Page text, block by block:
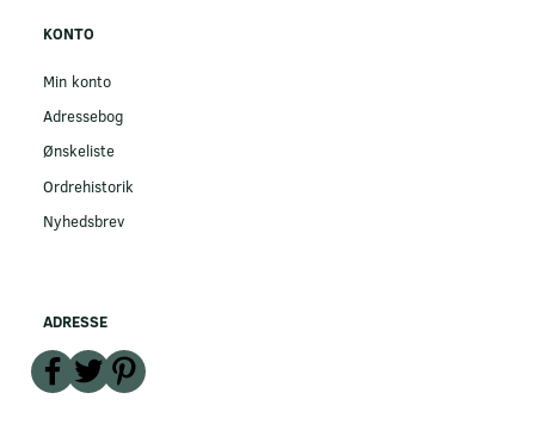
KONTO
Min konto
Adressebog
Ønskeliste
Ordrehistorik
Nyhedsbrev
ADRESSE